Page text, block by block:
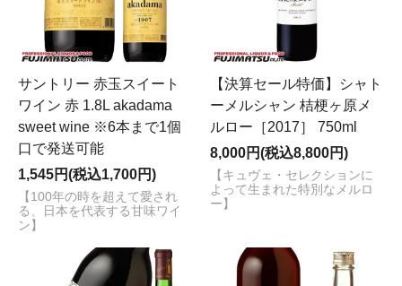
サントリー 赤玉スイート
ワイン 赤 1.8L akadama
sweet wine ※6本まで1個
口で発送可能
1,545円(税込1,700円)
【100年の時を超えて愛され
る、日本を代表する甘味ワイ
ン】
【決算セール特価】シャト
ーメルシャン 桔梗ヶ原メ
ルロー［2017］ 750ml
8,000円(税込8,800円)
【キュヴェ・セレクションに
よって生まれた特別なメルロ
ー】